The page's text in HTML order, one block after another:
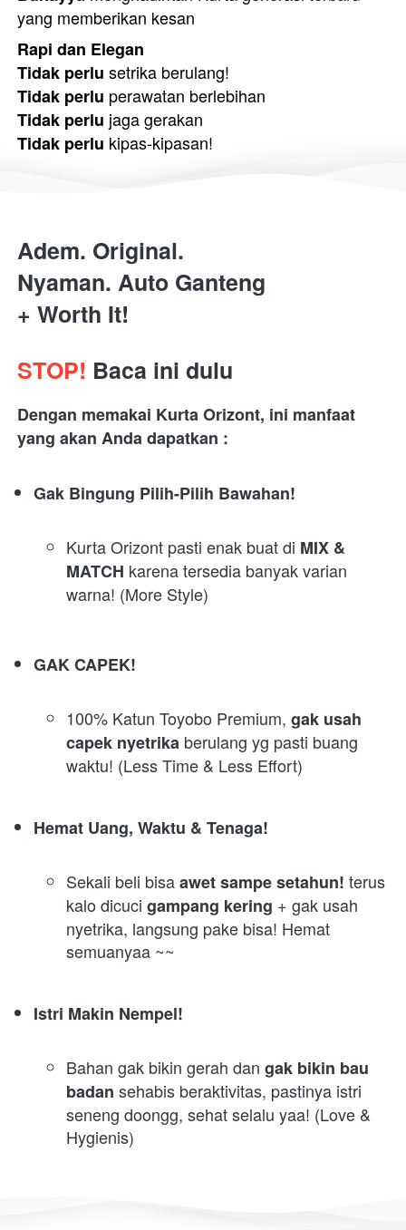
yang memberikan kesan
Rapi dan Elegan
Tidak perlu setrika berulang!
Tidak perlu perawatan berlebihan
Tidak perlu jaga gerakan
Tidak perlu kipas-kipasan!
Adem. Original.
Nyaman. Auto Ganteng
+ Worth It!
STOP! Baca ini dulu
Dengan memakai Kurta Orizont, ini manfaat
yang akan Anda dapatkan :
Gak Bingung Pilih-Pilih Bawahan!
Kurta Orizont pasti enak buat di MIX &
MATCH karena tersedia banyak varian
warna! (More Style)
GAK CAPEK!
100% Katun Toyobo Premium, gak usah
capek nyetrika berulang yg pasti buang
waktu! (Less Time & Less Effort)
Hemat Uang, Waktu & Tenaga!
Sekali beli bisa awet sampe setahun! terus
kalo dicuci gampang kering + gak usah
nyetrika, langsung pake bisa! Hemat
semuanyaa ~~
Istri Makin Nempel!
Bahan gak bikin gerah dan gak bikin bau
badan sehabis beraktivitas, pastinya istri
seneng doongg, sehat selalu yaa! (Love &
Hygienis)